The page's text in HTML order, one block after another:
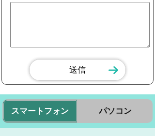
スマートフォン パソコン